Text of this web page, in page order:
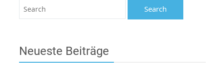
Neueste Beiträge